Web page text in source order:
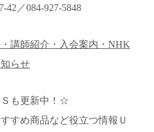
42／084-927-5848
講師紹介・入会案内・NHK
らせ
も更新中！☆
すめ商品など役立つ情報Ｕ